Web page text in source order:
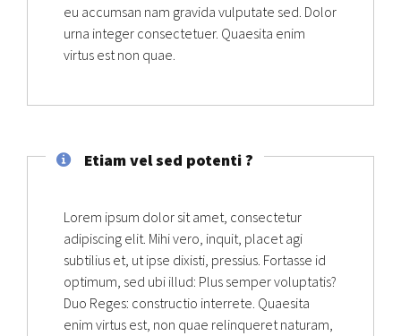
eu accumsan nam gravida vulputate sed. Dolor
urna integer consectetuer. Quaesita enim
virtus est non quae.
Etiam vel sed potenti ?
Lorem ipsum dolor sit amet, consectetur
adipiscing elit. Mihi vero, inquit, placet agi
subtilius et, ut ipse dixisti, pressius. Fortasse id
optimum, sed ubi illud: Plus semper voluptatis?
Duo Reges: constructio interrete. Quaesita
enim virtus est, non quae relinqueret naturam,